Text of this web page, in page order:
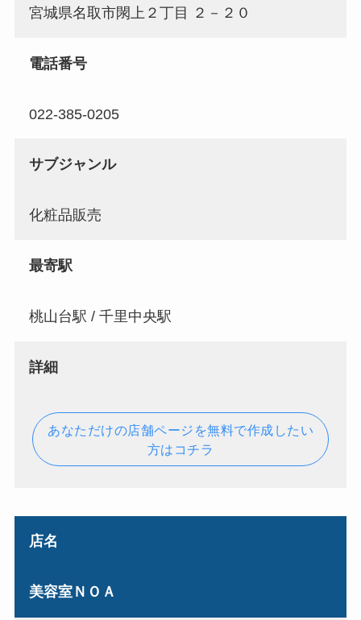
宮城県名取市閖上２丁目 ２－２０
電話番号
022-385-0205
サブジャンル
化粧品販売
最寄駅
桃山台駅 / 千里中央駅
詳細
あなただけの店舗ページを無料で作成したい
方はコチラ
店名
美容室ＮＯＡ